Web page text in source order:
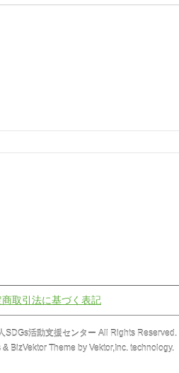
商取引法に基づく表記
SDGs活動支援センター All Rights Reserved.
& BizVektor Theme by Vektor,Inc.technology.